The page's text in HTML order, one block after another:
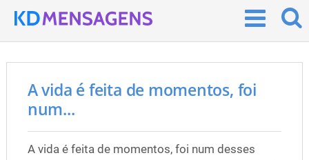
A vida é feita de momentos, foi
num...
A vida é feita de momentos, foi num desses